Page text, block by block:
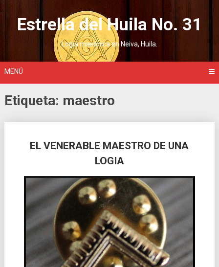
contenidoEstrella del Huila No. 31
Logia masónica en Neiva, Huila.
MENÚ
Etiqueta: maestro
EL VENERABLE MAESTRO DE UNA
LOGIA
entradas